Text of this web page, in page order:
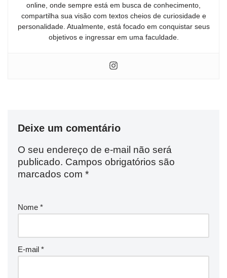
online, onde sempre está em busca de conhecimento,
compartilha sua visão com textos cheios de curiosidade e
personalidade. Atualmente, está focado em conquistar seus
objetivos e ingressar em uma faculdade.
Deixe um comentário
O seu endereço de e-mail não será
publicado. Campos obrigatórios são
marcados com *
Nome *
E-mail *